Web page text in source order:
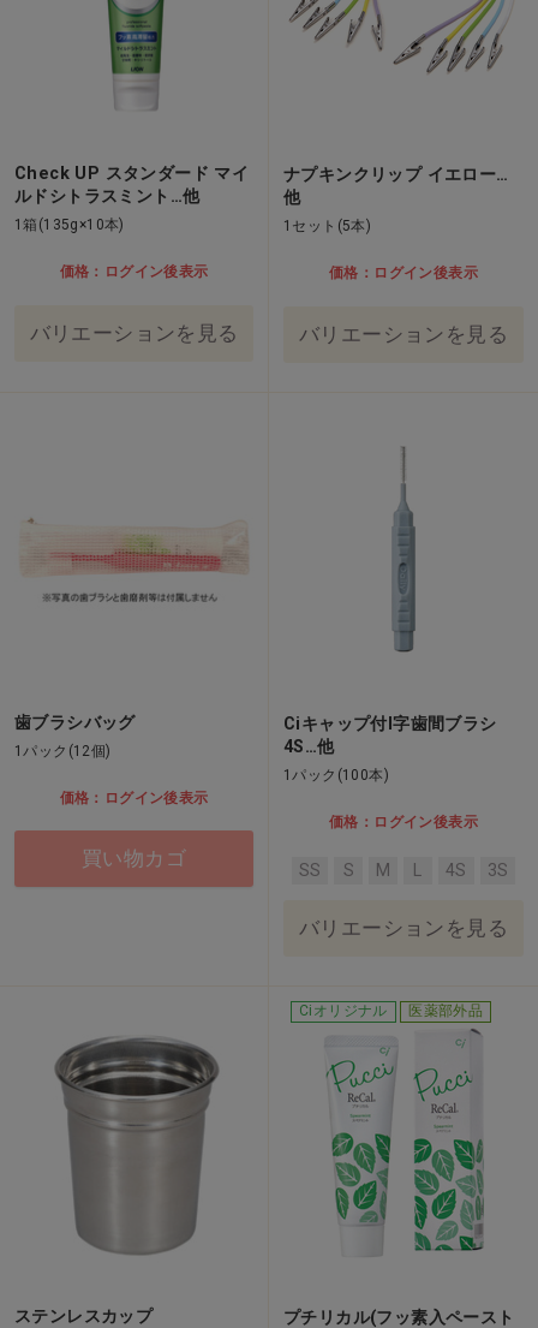
Check UP スタンダード マイ
ルドシトラスミント…他
1箱(135g×10本)
価格：ログイン後表示
バリエーションを見る
ナプキンクリップ イエロー…
他
1セット(5本)
価格：ログイン後表示
バリエーションを見る
歯ブラシバッグ
1パック(12個)
価格：ログイン後表示
買い物カゴ
Ciキャップ付I字歯間ブラシ
4S…他
1パック(100本)
価格：ログイン後表示
SS S M L 4S 3S
バリエーションを見る
ステンレスカップ
Ciオリジナル 医薬部外品
プチリカル(フッ素入ペースト